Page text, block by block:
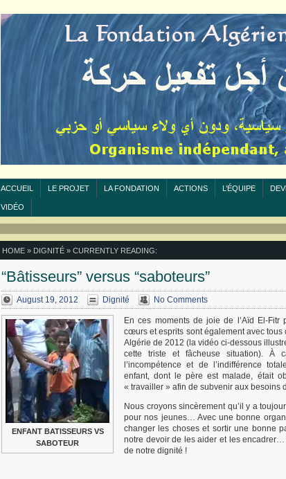
ACCUEIL LE PROJET LA FONDATION ACTIONS L’ÉQUIPE
VIDÉO
HOME » DIGNITÉ » CURRENTLY READING:
“Bâtisseurs” versus “saboteurs”
August 19, 2012 Dignité No Comments
ENFANT BATISSEURS VS
SABOTEUR
En ces moments de joie de l’Aïd El-
cœurs et esprits sont également avec
Algérie de 2012 (la vidéo ci-dessous
cette triste et fâcheuse situation). À
l’incompétence et de l’indifférence
enfant, dont le père est malade, était
« travailler » afin de subvenir aux besoins
Nous croyons sincèrement qu’il y a
pour nos jeunes… Avec une bonne
changer les choses et sortir une bonne
notre devoir de les aider et les encadrer…
de notre dignité !